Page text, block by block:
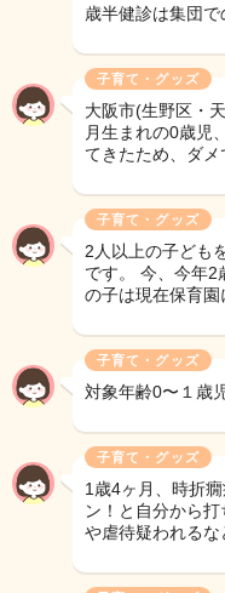
歳半健診は集団
子育て・グッズ
大阪市(生野区・
月生まれの0歳児
てきたため、ダ
子育て・グッズ
2人以上の子ども
です。 今、今年2
の子は現在保育
子育て・グッズ
対象年齢0〜１歳
子育て・グッズ
1歳4ヶ月、時折
ン！と自分から
や虐待疑われる